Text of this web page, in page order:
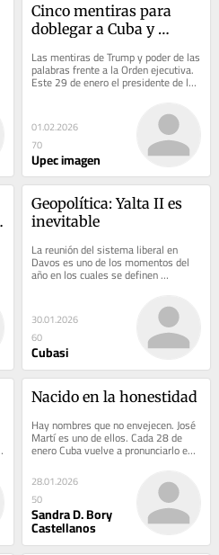
Cinco mentiras para
doblegar a Cuba y
Las mentiras de Trump y poder de las
palabras frente a la Orden ejecutiva.
Este 29 de enero el presidente de los
Estados Unidos Donald Trump, ha...
01.02.2026
70
Upec imagen
Geopolítica: Yalta II es
inevitable
La reunión del sistema liberal en
Davos es uno de los momentos del
año en los cuales se definen
30.01.2026
60
Cubasi
Nacido en la honestidad
Hay nombres que no envejecen. José
Martí es uno de ellos. Cada 28 de
enero Cuba vuelve a pronunciarlo en
voz alta, como si decir Martí fuera
una...
28.01.2026
50
Sandra D. Bory
Castellanos